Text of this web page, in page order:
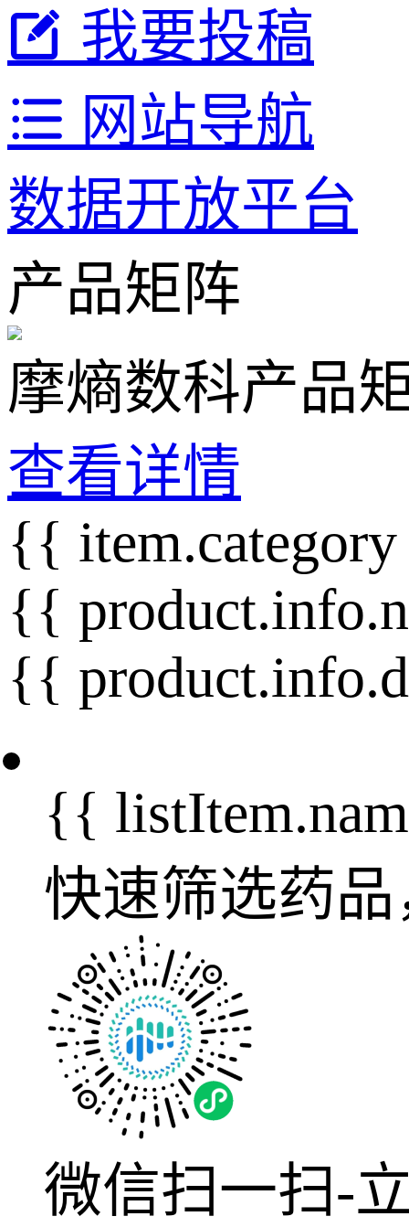
我要投稿
网站导航
数据开放平台
产品矩阵
摩熵数科产品
查看详情
{{
{{
{{
{{
快速筛选药
微信扫一扫-